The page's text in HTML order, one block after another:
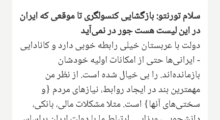
سلام تورنتو: بازگشایی کنسولگری تا موقعی که ایران
در این لیست هست جور در نمی‌آید
دولت با عربستان خیلی رابطه خوبی دارد و کانادایی
- ایرانی‌ها حتی از امکانات اولیه خودشان
بازمانده‌اند. را بی خیال شده است. از نظر من
مهمترین بند در ایجاد روابط، نیازهای مردم {و
سختی‌های آنها} است. مثلا مشکلات مالی، بانکی،